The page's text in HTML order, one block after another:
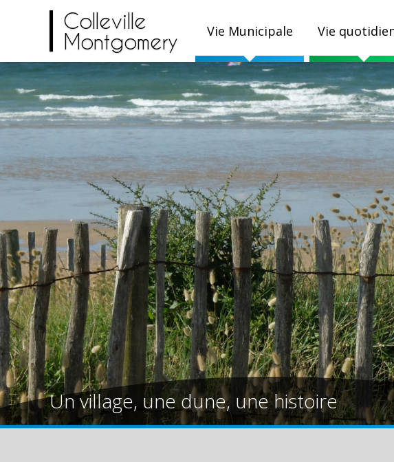
Colleville
Montgomery
Vie Municipale Vie
Un village, une dune, une histoire